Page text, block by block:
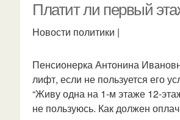
Платит ли первый
Новости политики |
Пенсионерка Антонина
лифт, если не пользуется его
“Живу одна на 1-м этаже 12-
не пользуюсь. Как должен